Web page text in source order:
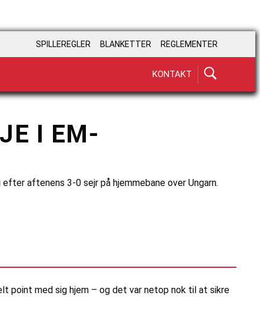
SPILLEREGLER BLANKETTER REGLEMENTER
KONTAKT
I EM-
aftenens 3-0 sejr på hjemmebane over Ungarn.
point med sig hjem – og det var netop nok til at sikre